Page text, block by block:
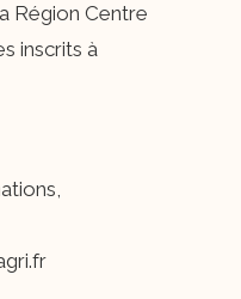
Région Centre
inscrits à